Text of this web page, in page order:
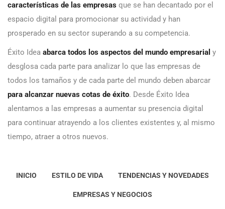
características de las empresas que se han decantado por el
espacio digital para promocionar su actividad y han
prosperado en su sector superando a su competencia.
Éxito Idea abarca todos los aspectos del mundo empresarial y
desglosa cada parte para analizar lo que las empresas de
todos los tamaños y de cada parte del mundo deben abarcar
para alcanzar nuevas cotas de éxito. Desde Éxito Idea
alentamos a las empresas a aumentar su presencia digital
para continuar atrayendo a los clientes existentes y, al mismo
tiempo, atraer a otros nuevos.
INICIO ESTILO DE VIDA TENDENCIAS Y NOVEDADES
EMPRESAS Y NEGOCIOS